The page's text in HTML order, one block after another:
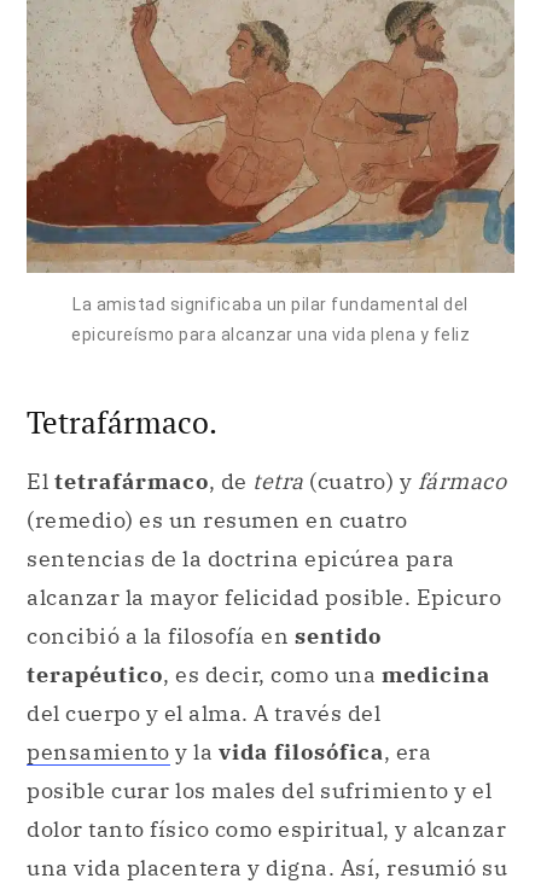
La amistad significaba un pilar fundamental del
epicureísmo para alcanzar una vida plena y feliz
Tetrafármaco.
El tetrafármaco, de tetra (cuatro) y fármaco
(remedio) es un resumen en cuatro
sentencias de la doctrina epicúrea para
alcanzar la mayor felicidad posible. Epicuro
concibió a la filosofía en sentido
terapéutico, es decir, como una medicina
del cuerpo y el alma. A través del
pensamiento y la vida filosófica, era
posible curar los males del sufrimiento y el
dolor tanto físico como espiritual, y alcanzar
una vida placentera y digna. Así, resumió su